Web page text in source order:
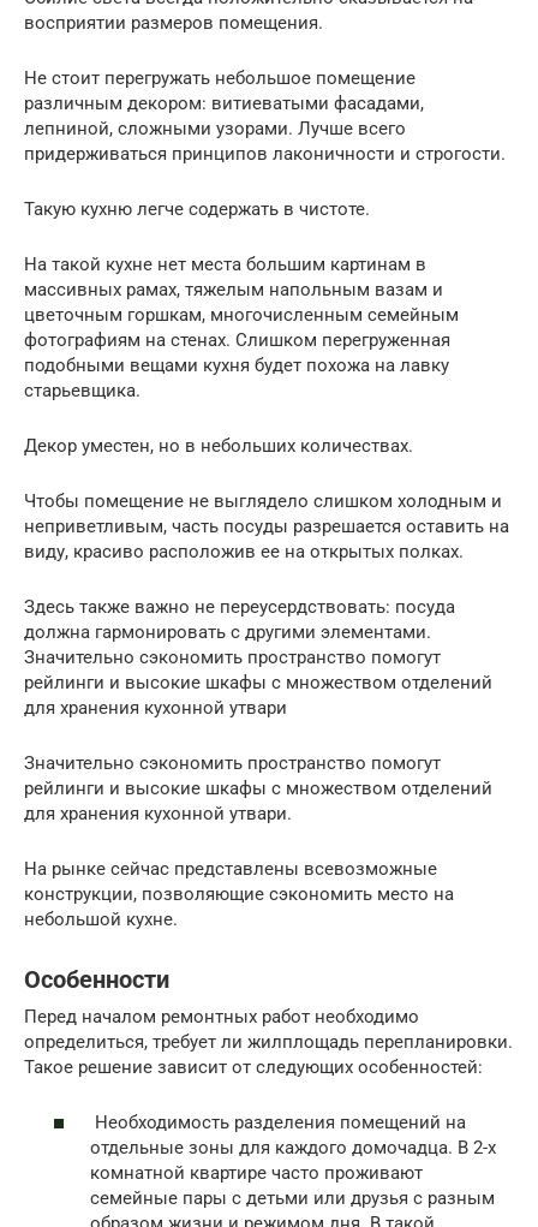
восприятии размеров помещения.
Не стоит перегружать небольшое помещение
различным декором: витиеватыми фасадами,
лепниной, сложными узорами. Лучше всего
придерживаться принципов лаконичности и строгости.
Такую кухню легче содержать в чистоте.
На такой кухне нет места большим картинам в
массивных рамах, тяжелым напольным вазам и
цветочным горшкам, многочисленным семейным
фотографиям на стенах. Слишком перегруженная
подобными вещами кухня будет похожа на лавку
старьевщика.
Декор уместен, но в небольших количествах.
Чтобы помещение не выглядело слишком холодным и
неприветливым, часть посуды разрешается оставить на
виду, красиво расположив ее на открытых полках.
Здесь также важно не переусердствовать: посуда
должна гармонировать с другими элементами.
Значительно сэкономить пространство помогут
рейлинги и высокие шкафы с множеством отделений
для хранения кухонной утвари
Значительно сэкономить пространство помогут
рейлинги и высокие шкафы с множеством отделений
для хранения кухонной утвари.
На рынке сейчас представлены всевозможные
конструкции, позволяющие сэкономить место на
небольшой кухне.
Особенности
Перед началом ремонтных работ необходимо
определиться, требует ли жилплощадь перепланировки.
Такое решение зависит от следующих особенностей:
Необходимость разделения помещений на
отдельные зоны для каждого домочадца. В 2-х
комнатной квартире часто проживают
семейные пары с детьми или друзья с разным